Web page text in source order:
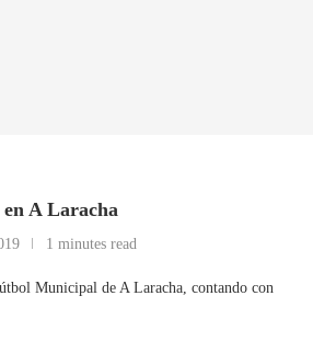
A Laracha
1 minutes read
Municipal de A Laracha, contando con